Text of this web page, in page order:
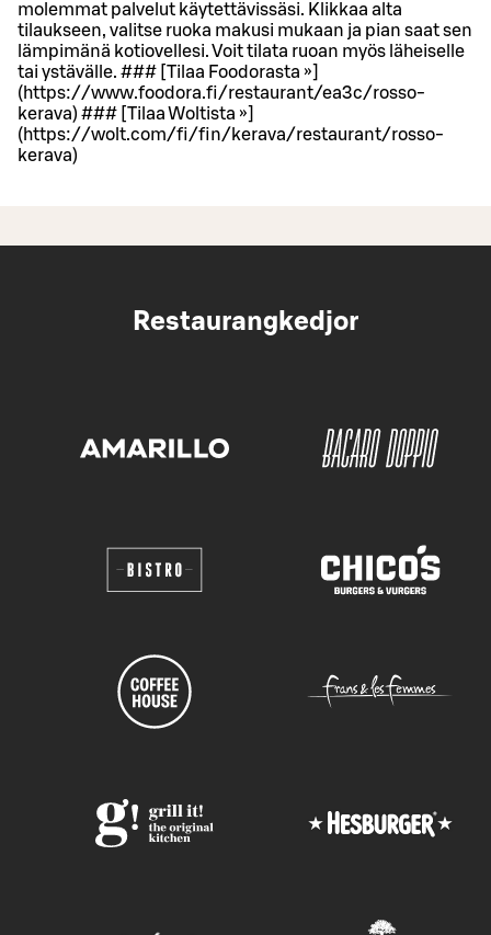
molemmat palvelut käytettävissäsi. Klikkaa alta
tilaukseen, valitse ruoka makusi mukaan ja pian saat sen
lämpimänä kotiovellesi. Voit tilata ruoan myös läheiselle
tai ystävälle. ### [Tilaa Foodorasta »]
(https://www.foodora.fi/restaurant/ea3c/rosso-
kerava) ### [Tilaa Woltista »]
(https://wolt.com/fi/fin/kerava/restaurant/rosso-
kerava)
Restaurangkedjor